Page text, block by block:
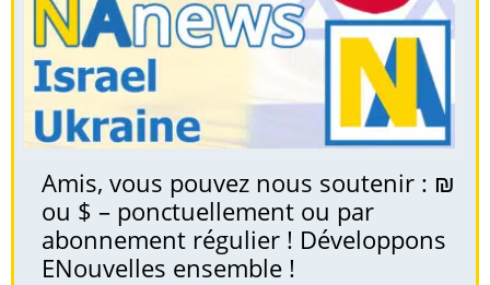
Amis, vous pouvez nous soutenir : ₪
ou $ – ponctuellement ou par
abonnement régulier ! Développons
ENouvelles ensemble !